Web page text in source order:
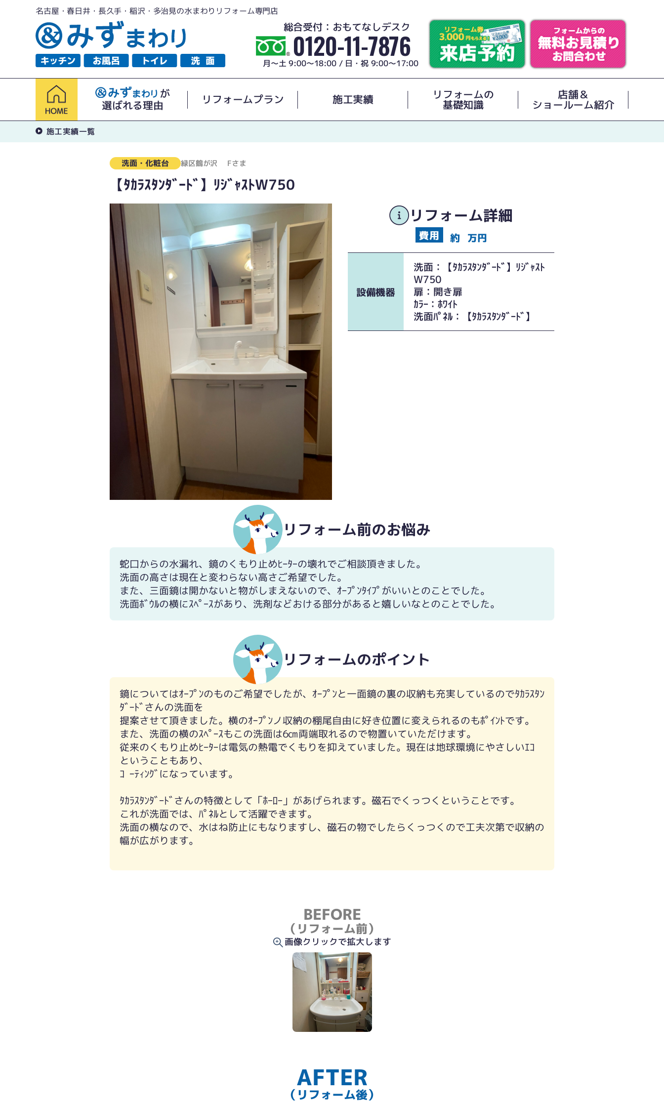
名古屋・春日井・長久手・稲沢・多治見の水まわりリフォーム専門店
総合受付：おもてなしデスク
0120-11-7876
月～土 9:00～18:00 / 日・祝 9:00～17:00
が
選ばれる理由
リフォームプラン 施工実績 リフォームの
基礎知識
店舗＆
ショールーム紹介
施工実績一覧
洗面・化粧台 緑区鶴が沢 Fさま
【ﾀｶﾗｽﾀﾝﾀﾞｰﾄﾞ】ﾘｼﾞｬｽﾄW750
リフォーム詳細
約 万円
設備機器
洗面：【ﾀｶﾗｽﾀﾝﾀﾞｰﾄﾞ】ﾘｼﾞｬｽﾄ
W750
扉：開き扉
ｶﾗｰ：ﾎﾜｲﾄ
洗面ﾊﾟﾈﾙ：【ﾀｶﾗｽﾀﾝﾀﾞｰﾄﾞ】
リフォーム前のお悩み
蛇口からの水漏れ、鏡のくもり止めﾋｰﾀｰの壊れでご相談頂きました。
洗面の高さは現在と変わらない高さご希望でした。
また、三面鏡は開かないと物がしまえないので、ｵｰﾌﾟﾝﾀｲﾌﾟがいいとのことでした。
洗面ﾎﾞｳﾙの横にｽﾍﾟｰｽがあり、洗剤などおける部分があると嬉しいなとのことでした。
リフォームのポイント
鏡についてはｵｰﾌﾟﾝのものご希望でしたが、ｵｰﾌﾟﾝと一面鏡の裏の収納も充実しているのでﾀｶﾗｽﾀﾝ
ﾀﾞｰﾄﾞさんの洗面を
提案させて頂きました。横のｵｰﾌﾟﾝノ収納の棚尾自由に好き位置に変えられるのもﾎﾟｲﾝﾄです。
また、洗面の横のｽﾍﾟｰｽもこの洗面は6㎝両端取れるので物置いていただけます。
従来のくもり止めﾋｰﾀｰは電気の熱電でくもりを抑えていました。現在は地球環境にやさしいｴｺ
ということもあり、
ｺｰﾃｨﾝｸﾞになっています。
ﾀｶﾗｽﾀﾝﾀﾞｰﾄﾞさんの特徴として「ﾎｰﾛｰ」があげられます。磁石でくっつくということです。
これが洗面では、ﾊﾟﾈﾙとして活躍できます。
洗面の横なので、水はね防止にもなりますし、磁石の物でしたらくっつくので工夫次第で収納の
幅が広がります。
BEFORE
（リフォーム前）
画像クリックで拡大します
AFTER
（リフォーム後）